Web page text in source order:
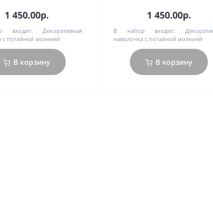
1 450.00р.
входит:
Декоративная
с потайной молнией
В корзину
1 450.00р.
В набор входит:
наволочка с потайной молнией
В корзину